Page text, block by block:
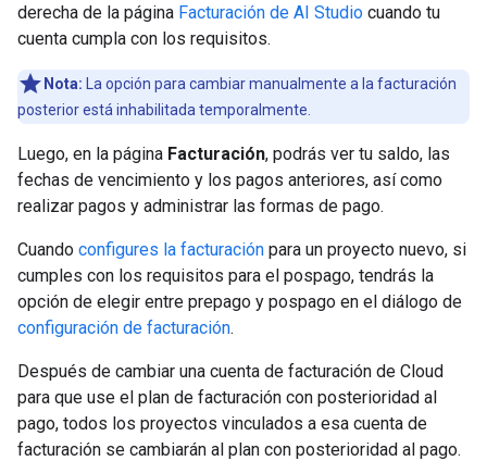
derecha de la página Facturación de AI Studio cuando tu
cuenta cumpla con los requisitos.
Nota: La opción para cambiar manualmente a la facturación
posterior está inhabilitada temporalmente.
Luego, en la página Facturación, podrás ver tu saldo, las
fechas de vencimiento y los pagos anteriores, así como
realizar pagos y administrar las formas de pago.
Cuando configures la facturación para un proyecto nuevo, si
cumples con los requisitos para el pospago, tendrás la
opción de elegir entre prepago y pospago en el diálogo de
configuración de facturación.
Después de cambiar una cuenta de facturación de Cloud
para que use el plan de facturación con posterioridad al
pago, todos los proyectos vinculados a esa cuenta de
facturación se cambiarán al plan con posterioridad al pago.